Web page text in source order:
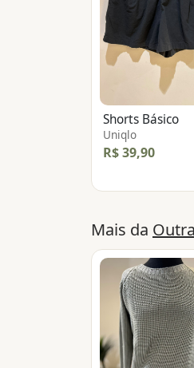
Shorts Básico
Uniqlo
R$ 39,90
Mais da